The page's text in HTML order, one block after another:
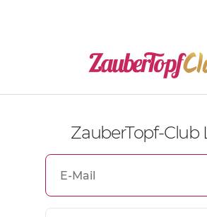
ZauberTopf-Club